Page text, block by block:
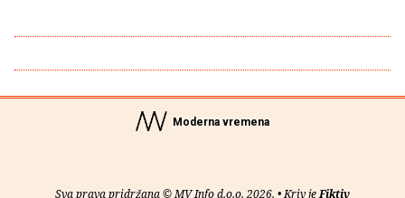
Moderna vremena
Sva prava pridržana © MV Info d.o.o. 2026. • Kriv jeFiktiv